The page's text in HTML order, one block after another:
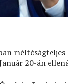
méltóságteljes
20-án